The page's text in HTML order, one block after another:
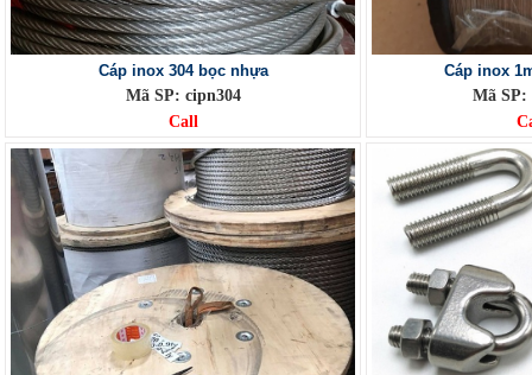
Cáp inox 304 bọc nhựa
Mã SP: cipn304
Call
Cáp inox
Mã SP: